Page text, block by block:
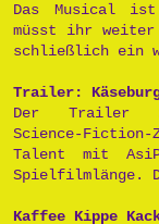
Das Musical
müsst ihr
schließlich ein
Trailer:
Der Trailer
Science-Fiction-
Talent mit
Spielfilmlänge.
Kaffee Kippe